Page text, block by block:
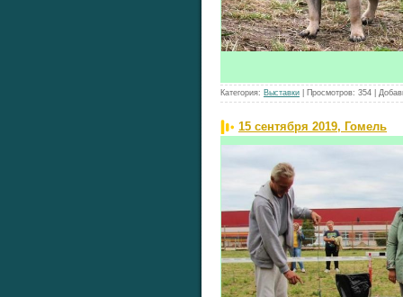
Категория: Выставки Просмотров: 354
15 сентября 2019, Гомель